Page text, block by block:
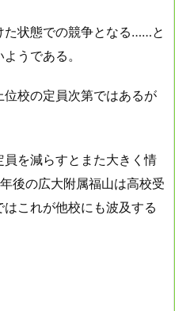
た状態での競争となる……と
うである。
校の定員次第ではあるが
員を減らすとまた大きく情
後の広大附属福山は高校受
これが他校にも波及する